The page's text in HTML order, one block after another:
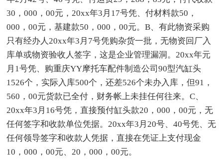
30，000，00元，20xx年3月17号凭、付材料款50，
000，00元，基建款50，000，00元。B、有此物资采购
只有经办人20xx年3月7号凭购杂货一批，无物资回厂入
库单或物资验收人签字，这是企业管理漏洞。20xx年元
月1号凭、购重庆YY摩托车配件制造公司90型汽缸头
1526个，实际入库500个，还差526个未办入库，但91，
560，00元货款已全付，财务帐上未挂任何往来。C、
20xx年3月16号凭，直接预付缸头款20，000，00元，无
任何签字和收款单位凭据。20xx年3月20号、40号凭、无
任何领导签字和收款人凭据，直接在凭证上支付现金
10，000，00元、20，000，00元。